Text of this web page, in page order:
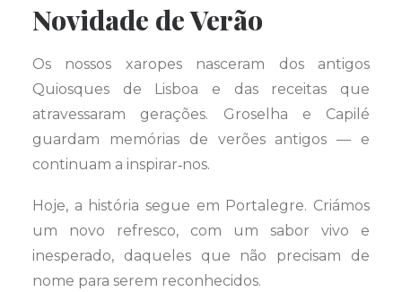
Novidade de Verão
Os nossos xaropes nasceram dos antigos
Quiosques de Lisboa e das receitas que
atravessaram gerações. Groselha e Capilé
guardam memórias de verões antigos — e
continuam a inspirar‑nos.
Hoje, a história segue em Portalegre. Criámos
um novo refresco, com um sabor vivo e
inesperado, daqueles que não precisam de
nome para serem reconhecidos.